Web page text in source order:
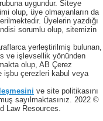
uygundur. Siteye
olup, üye olmayanların da
Üyelerin yazdığı
sorumlu olup, sitemizin
yerleştirilmiş bulunan,
ve işlevsellik yönünden
olup, AB Çerez
işbu çerezleri kabul veya
ve site politikasını
sayılmaktasınız. 2022 ©
Law Resources.